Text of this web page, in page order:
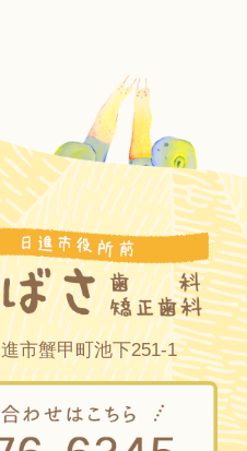
市蟹甲町池下251-1